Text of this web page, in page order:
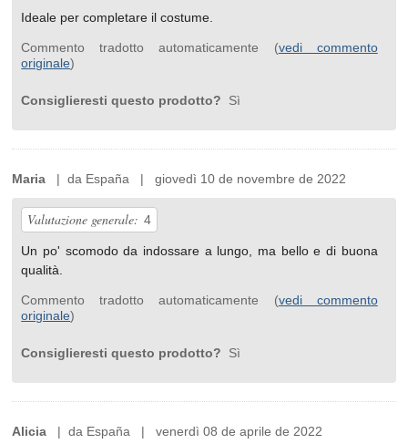
Ideale per completare il costume.
Commento tradotto automaticamente (vedi commento
originale)
Consiglieresti questo prodotto? Sì
Maria | da España | giovedì 10 de novembre de 2022
Valutazione generale: 4
Un po' scomodo da indossare a lungo, ma bello e di buona
qualità.
Commento tradotto automaticamente (vedi commento
originale)
Consiglieresti questo prodotto? Sì
Alicia | da España | venerdì 08 de aprile de 2022